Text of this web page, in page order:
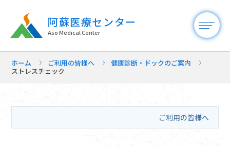
阿蘇医療センター
Aso Medical Center
ホーム ご利用の皆様へ
健康診断・ドックのご案内
ストレスチェック
ご利用の皆様へ